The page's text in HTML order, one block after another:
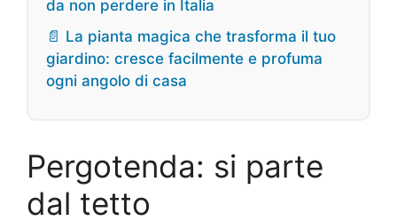
da non perdere in Italia
📄 La pianta magica che trasforma il tuo
giardino: cresce facilmente e profuma
ogni angolo di casa
Pergotenda: si parte
dal tetto